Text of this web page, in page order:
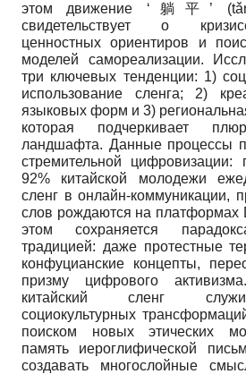
этом движение ‘躺平’
свидетельствует о
ценностных ориентиров и
моделей самореализации.
три ключевых тенденции: 1)
использование сленга; 2)
языковых форм и 3)
которая подчеркивает
ландшафта. Данные процессы
стремительной
92% китайской молодежи
сленг в онлайн-коммуникации,
слов рождаются на
этом сохраняется
традицией: даже протестные
конфуцианские концепты,
призму цифрового
китайский сленг
социокультурных
поиском новых этических
память иероглифической
создавать многослойные